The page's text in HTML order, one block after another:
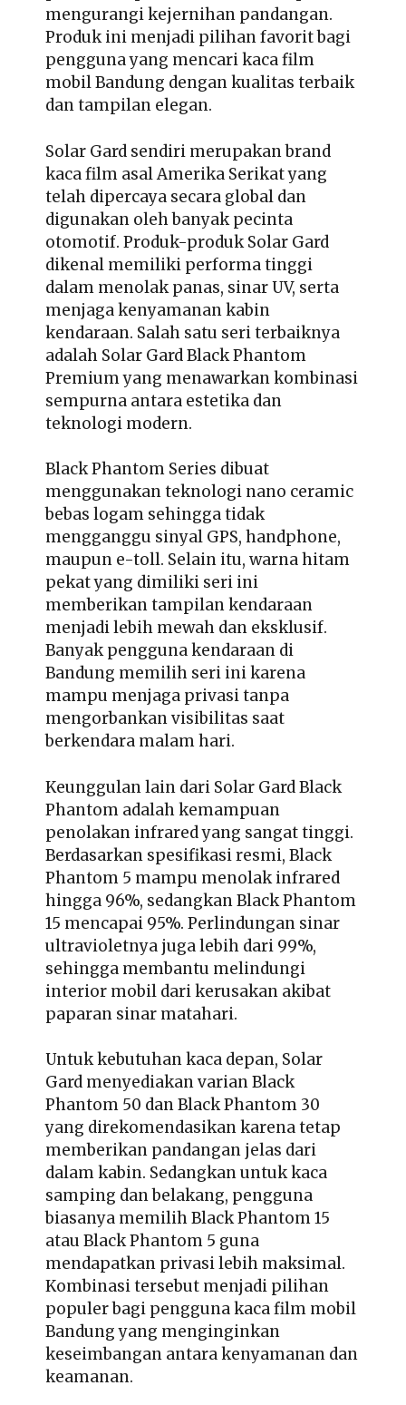
mengurangi kejernihan pandangan.
Produk ini menjadi pilihan favorit bagi
pengguna yang mencari kaca film
mobil Bandung dengan kualitas terbaik
dan tampilan elegan.
Solar Gard sendiri merupakan brand
kaca film asal Amerika Serikat yang
telah dipercaya secara global dan
digunakan oleh banyak pecinta
otomotif. Produk-produk Solar Gard
dikenal memiliki performa tinggi
dalam menolak panas, sinar UV, serta
menjaga kenyamanan kabin
kendaraan. Salah satu seri terbaiknya
adalah Solar Gard Black Phantom
Premium yang menawarkan kombinasi
sempurna antara estetika dan
teknologi modern.
Black Phantom Series dibuat
menggunakan teknologi nano ceramic
bebas logam sehingga tidak
mengganggu sinyal GPS, handphone,
maupun e-toll. Selain itu, warna hitam
pekat yang dimiliki seri ini
memberikan tampilan kendaraan
menjadi lebih mewah dan eksklusif.
Banyak pengguna kendaraan di
Bandung memilih seri ini karena
mampu menjaga privasi tanpa
mengorbankan visibilitas saat
berkendara malam hari.
Keunggulan lain dari Solar Gard Black
Phantom adalah kemampuan
penolakan infrared yang sangat tinggi.
Berdasarkan spesifikasi resmi, Black
Phantom 5 mampu menolak infrared
hingga 96%, sedangkan Black Phantom
15 mencapai 95%. Perlindungan sinar
ultravioletnya juga lebih dari 99%,
sehingga membantu melindungi
interior mobil dari kerusakan akibat
paparan sinar matahari.
Untuk kebutuhan kaca depan, Solar
Gard menyediakan varian Black
Phantom 50 dan Black Phantom 30
yang direkomendasikan karena tetap
memberikan pandangan jelas dari
dalam kabin. Sedangkan untuk kaca
samping dan belakang, pengguna
biasanya memilih Black Phantom 15
atau Black Phantom 5 guna
mendapatkan privasi lebih maksimal.
Kombinasi tersebut menjadi pilihan
populer bagi pengguna kaca film mobil
Bandung yang menginginkan
keseimbangan antara kenyamanan dan
keamanan.